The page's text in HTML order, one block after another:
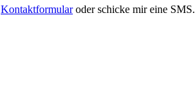
Kontaktformularoder schicke mir eine SMS.